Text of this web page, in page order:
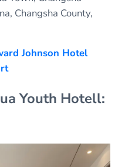
Changsha County,
Johnson Hotel
Youth Hotell: